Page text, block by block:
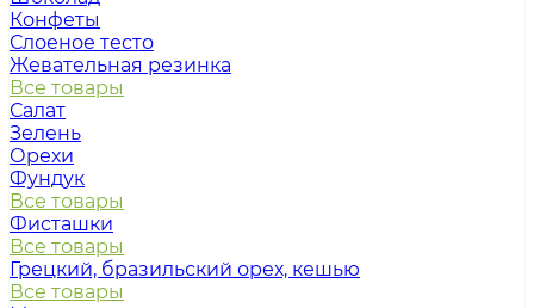
Конфеты
Слоеное тесто
Жевательная резинка
Все товары
Салат
Зелень
Орехи
Фундук
Все товары
Фисташки
Все товары
Грецкий, бразильский орех, кешью
Все товары